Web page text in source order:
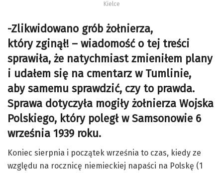
Kielce
-Zlikwidowano grób żołnierza,
który zginął! – wiadomość o tej treści
sprawiła, że natychmiast zmieniłem plany
i udałem się na cmentarz w Tumlinie,
aby samemu sprawdzić, czy to prawda.
Sprawa dotyczyła mogiły żołnierza Wojska
Polskiego, który poległ w Samsonowie 6
września 1939 roku.
Koniec sierpnia i początek września to czas, kiedy ze
względu na rocznicę niemieckiej napaści na Polskę (1